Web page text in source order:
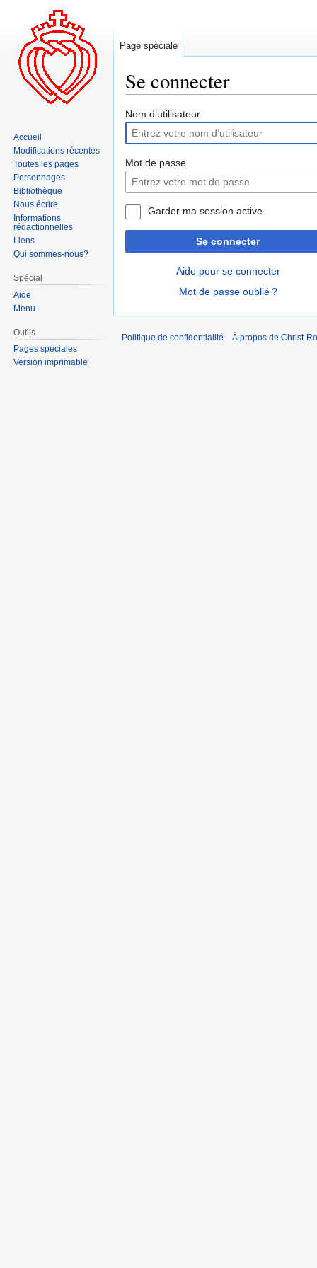
Se connecter
Aller
la
navigation
Aller
la
recherche
Nom d’utilisateur
Mot de passe
Garder ma session active
Se connecter
Aide pour se connecter
Mot de passe oublié ?
Page spéciale
Accueil
Modifications récentes
Toutes les pages
Personnages
Bibliothèque
Nous écrire
Informations
rédactionnelles
Liens
Qui sommes-nous?
Spécial
Aide
Menu
Outils
Pages spéciales
Version imprimable
Politique de confidentialité À propos de Christ-